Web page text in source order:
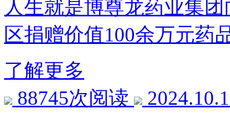
人生就是博尊龙药业集
区捐赠价值100余万元药
了解更多
88745次阅读